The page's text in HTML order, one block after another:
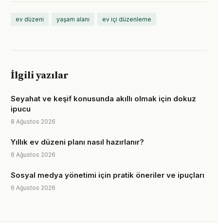
ev düzeni yaşam alanı ev içi düzenleme
İlgili yazılar
Seyahat ve keşif konusunda akıllı olmak için dokuz
ipucu
8 Ağustos 2026
Yıllık ev düzeni planı nasıl hazırlanır?
6 Ağustos 2026
Sosyal medya yönetimi için pratik öneriler ve ipuçları
6 Ağustos 2026